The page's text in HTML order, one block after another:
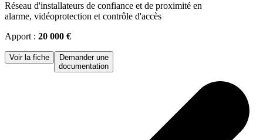
Réseau d'installateurs de confiance et de proximité en
alarme, vidéoprotection et contrôle d'accès
Apport : 20 000 €
Voir la fiche
Demander une
documentation